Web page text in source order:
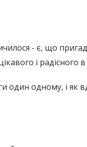
- є, що
і радісного
одному, і як